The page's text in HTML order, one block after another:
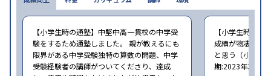
【小学生時の通塾】中堅中高一貫校の中学受
験をするため通塾しました。 親が教えるにも
限界がある中学受験独特の算数の問題、中学
受験経験者の講師がついてくださり、達成
【小学生時の通
成績が物凄く悪
と思う（小学6
期:2023年3月）